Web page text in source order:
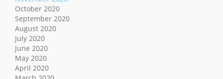
October 2020
September 2020
August 2020
July 2020
June 2020
May 2020
April 2020